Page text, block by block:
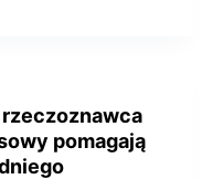
pomagają